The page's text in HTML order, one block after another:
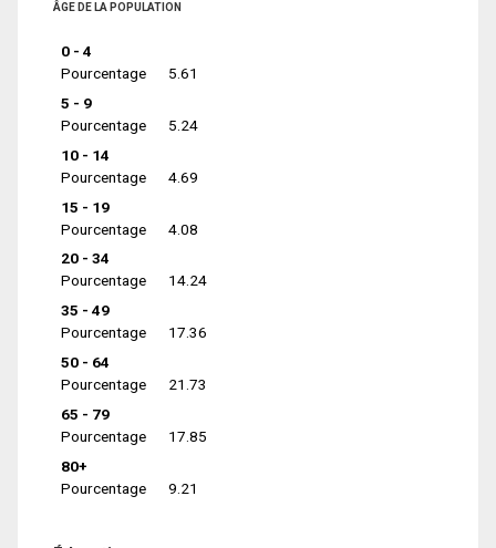
ÂGE DE LA POPULATION
0 - 4
Pourcentage
5.61
5 - 9
Pourcentage
5.24
10 - 14
Pourcentage
4.69
15 - 19
Pourcentage
4.08
20 - 34
Pourcentage
14.24
35 - 49
Pourcentage
17.36
50 - 64
Pourcentage
21.73
65 - 79
Pourcentage
17.85
80+
Pourcentage
9.21